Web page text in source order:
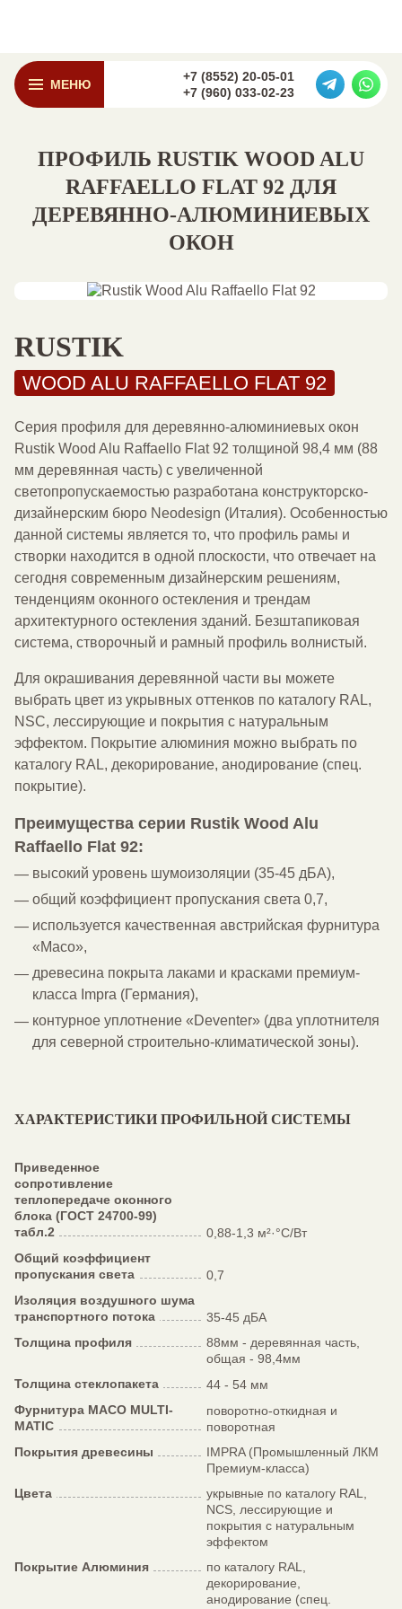
МЕНЮ
+7 (8552) 20-05-01
+7 (960) 033-02-23
ПРОФИЛЬ RUSTIK WOOD ALU
RAFFAELLO FLAT 92 ДЛЯ
ДЕРЕВЯННО-АЛЮМИНИЕВЫХ
ОКОН
RUSTIK
WOOD ALU RAFFAELLO FLAT 92
Серия профиля для деревянно-алюминиевых окон
Rustik Wood Alu Raffaello Flat 92 толщиной 98,4 мм (88
мм деревянная часть) с увеличенной
светопропускаемостью разработана конструкторско-
дизайнерским бюро Neodesign (Италия). Особенностью
данной системы является то, что профиль рамы и
створки находится в одной плоскости, что отвечает на
сегодня современным дизайнерским решениям,
тенденциям оконного остекления и трендам
архитектурного остекления зданий. Безштапиковая
система, створочный и рамный профиль волнистый.
Для окрашивания деревянной части вы можете
выбрать цвет из укрывных оттенков по каталогу RAL,
NSC, лессирующие и покрытия с натуральным
эффектом. Покрытие алюминия можно выбрать по
каталогу RAL, декорирование, анодирование (спец.
покрытие).
Преимущества серии Rustik Wood Alu
Raffaello Flat 92:
высокий уровень шумоизоляции (35-45 дБА),
общий коэффициент пропускания света 0,7,
используется качественная австрийская фурнитура
«Maco»,
древесина покрыта лаками и красками премиум-
класса Impra (Германия),
контурное уплотнение «Deventer» (два уплотнителя
для северной строительно-климатической зоны).
ХАРАКТЕРИСТИКИ ПРОФИЛЬНОЙ СИСТЕМЫ
Приведенное
сопротивление
теплопередаче оконного
блока (ГОСТ 24700-99)
табл.2
0,88-1,3 м²·°C/Вт
Общий коэффициент
пропускания света
0,7
Изоляция воздушного шума
транспортного потока
35-45 дБА
Толщина профиля
88мм - деревянная часть,
общая - 98,4мм
Толщина стеклопакета
44 - 54 мм
Фурнитура MACO MULTI-
MATIC
поворотно-откидная и
поворотная
Покрытия древесины
IMPRA (Промышленный ЛКМ
Премиум-класса)
Цвета
укрывные по каталогу RAL,
NCS, лессирующие и
покрытия с натуральным
эффектом
Покрытие Алюминия
по каталогу RAL,
декорирование,
анодирование (спец.